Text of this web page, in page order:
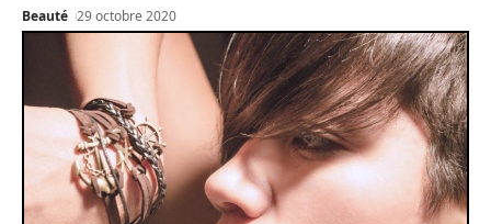
Beauté 29 octobre 2020